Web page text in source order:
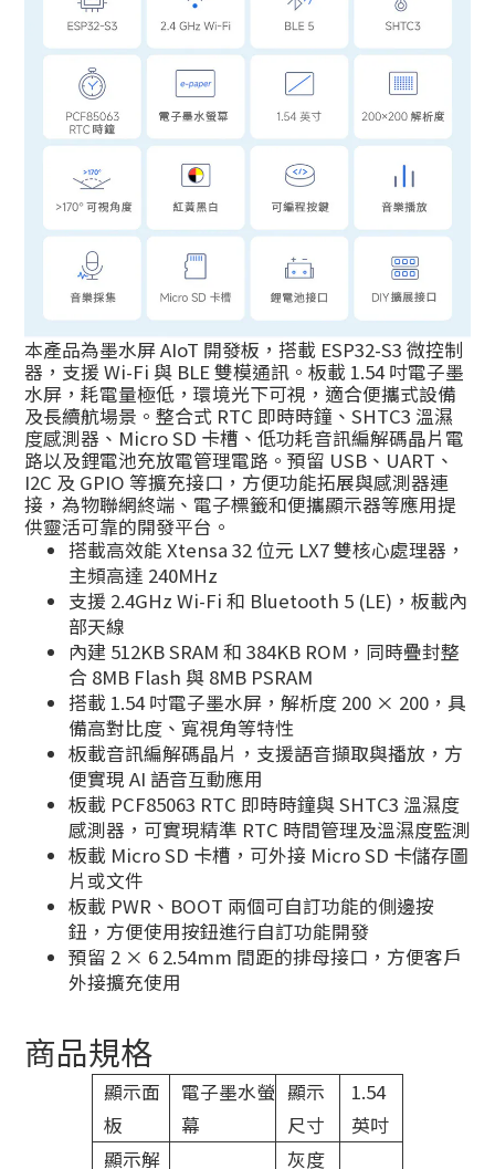
本產品為墨水屏 AIoT 開發板，搭載 ESP32-S3 微控制
器，支援 Wi-Fi 與 BLE 雙模通訊。板載 1.54 吋電子墨
水屏，耗電量極低，環境光下可視，適合便攜式設備
及長續航場景。整合式 RTC 即時時鐘、SHTC3 溫濕
度感測器、Micro SD 卡槽、低功耗音訊編解碼晶片電
路以及鋰電池充放電管理電路。預留 USB、UART、
I2C 及 GPIO 等擴充接口，方便功能拓展與感測器連
接，為物聯網終端、電子標籤和便攜顯示器等應用提
供靈活可靠的開發平台。
搭載高效能 Xtensa 32 位元 LX7 雙核心處理器，
主頻高達 240MHz
支援 2.4GHz Wi-Fi 和 Bluetooth 5 (LE)，板載內
部天線
內建 512KB SRAM 和 384KB ROM，同時疊封整
合 8MB Flash 與 8MB PSRAM
搭載 1.54 吋電子墨水屏，解析度 200 × 200，具
備高對比度、寬視角等特性
板載音訊編解碼晶片，支援語音擷取與播放，方
便實現 AI 語音互動應用
板載 PCF85063 RTC 即時時鐘與 SHTC3 溫濕度
感測器，可實現精準 RTC 時間管理及溫濕度監測
板載 Micro SD 卡槽，可外接 Micro SD 卡儲存圖
片或文件
板載 PWR、BOOT 兩個可自訂功能的側邊按
鈕，方便使用按鈕進行自訂功能開發
預留 2 × 6 2.54mm 間距的排母接口，方便客戶
外接擴充使用
商品規格
顯示面
板
電子墨水螢
幕
顯示
尺寸
1.54
英吋
顯示解
灰度